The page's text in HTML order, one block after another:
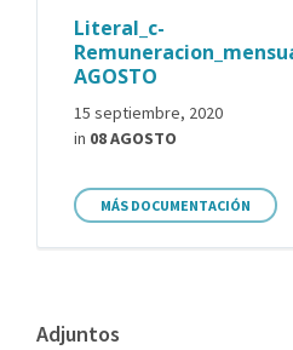
Literal_c-
AGOSTO
15 septiembre, 2020
in 08 AGOSTO
MÁS DOCUMENTACIÓN
Adjuntos